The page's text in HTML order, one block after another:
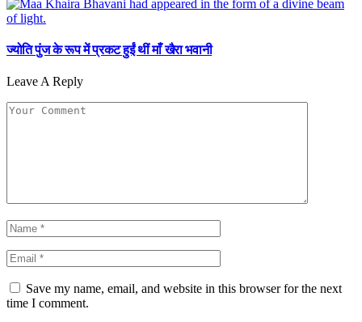
ज्योति पुंज के रूप में प्रकट हुईं थीं माँ खैरा भवानी
Leave A Reply
Save my name, email, and website in this browser for the next
time I comment.